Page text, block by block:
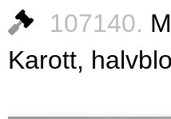
107140.
Karott,